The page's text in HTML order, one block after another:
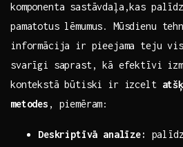
komponenta ‌sastāvdaļa,kas palīdz
pamatotus lēmumus. Mūsdienu‍
informācija ir pieejama teju
svarīgi saprast, kā efektīvi
kontekstā būtiski ir izcelt
metodes ,‍ piemēram:
Deskriptīvā analīze: